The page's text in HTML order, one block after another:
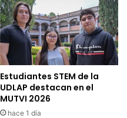
Estudiantes STEM de la
UDLAP destacan en el
MUTVI 2026
hace 1 día